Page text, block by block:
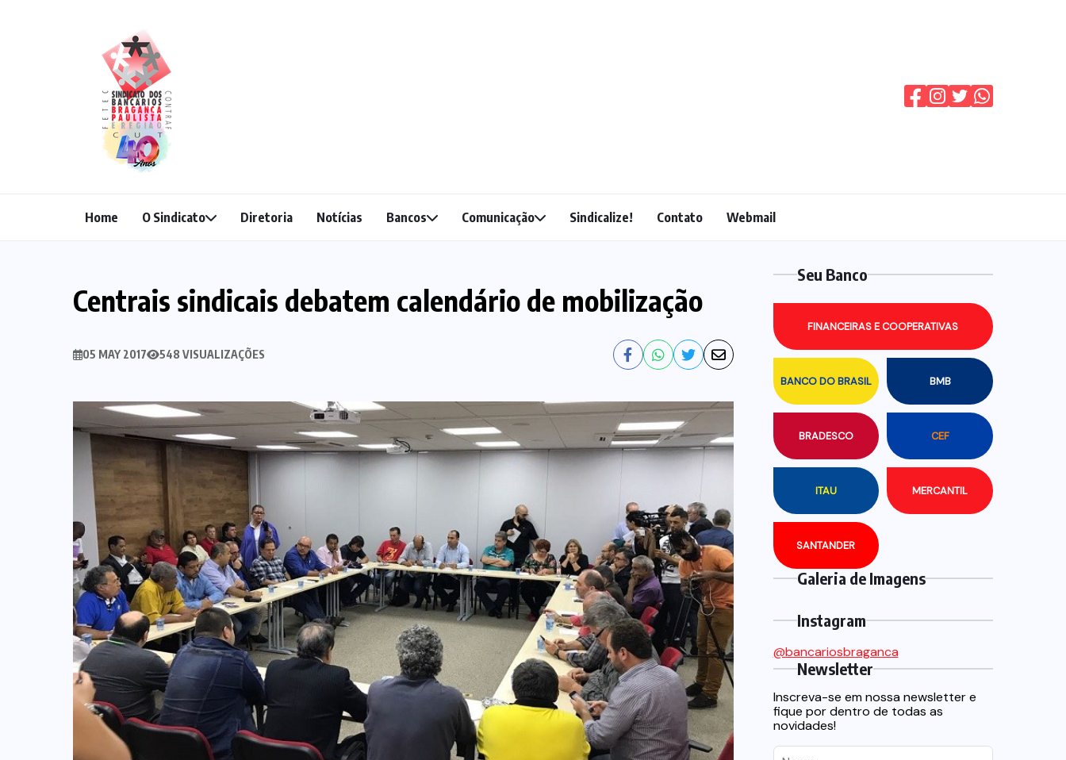
Home O Sindicato Diretoria Notícias Bancos Comunicação Sindicalize! Contato Webmail
Centrais sindicais debatem calendário de mobilização
05 MAY 2017 548 VISUALIZAÇÕES
Seu Banco
BANCO DO BRASIL BMB
BRADESCO CEF
FINANCEIRAS E COOPERATIVAS
ITAU MERCANTIL
SANTANDER
Galeria de Imagens
Instagram
@bancariosbraganca
Newsletter
Inscreva-se em nossa newsletter e
fique por dentro de todas as
novidades!